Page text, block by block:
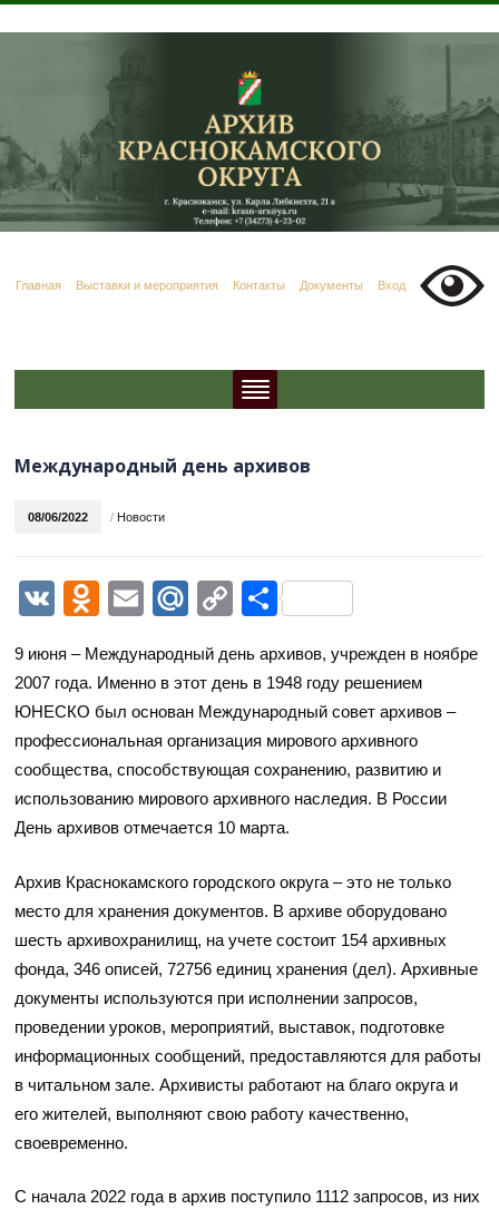
Главная Выставки и мероприятия Контакты Документы Вход
Международный день архивов
08/06/2022 / Новости
VK Odnoklassniki
EmailMail.Ru
CopyОтправить
9 июня – Международный день архивов, учрежден в ноябре
2007 года. Именно в этот день в 1948 году решением
ЮНЕСКО был основан Международный совет архивов –
профессиональная организация мирового архивного
сообщества, способствующая сохранению, развитию и
использованию мирового архивного наследия. В России
День архивов отмечается 10 марта.
Архив Краснокамского городского округа – это не только
место для хранения документов. В архиве оборудовано
шесть архивохранилищ, на учете состоит 154 архивных
фонда, 346 описей, 72756 единиц хранения (дел). Архивные
документы используются при исполнении запросов,
проведении уроков, мероприятий, выставок, подготовке
информационных сообщений, предоставляются для работы
в читальном зале. Архивисты работают на благо округа и
его жителей, выполняют свою работу качественно,
своевременно.
С начала 2022 года в архив поступило 1112 запросов, из них